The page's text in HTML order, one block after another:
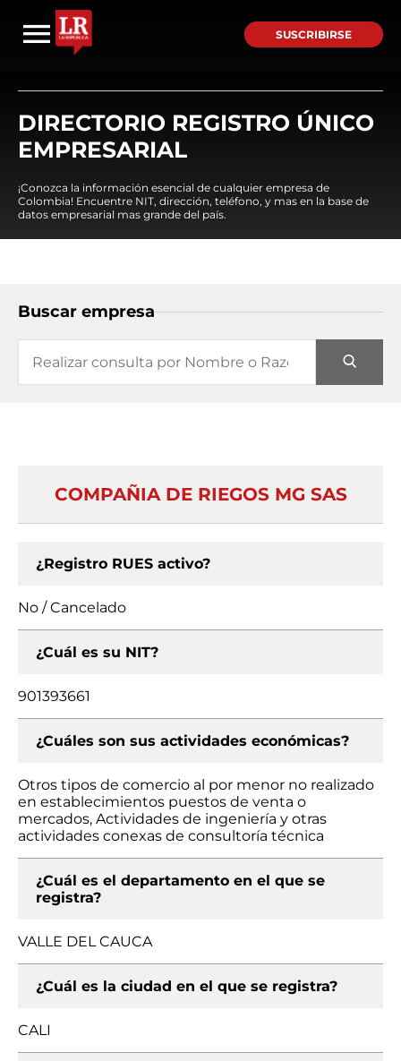
SUSCRIBIRSE
DIRECTORIO REGISTRO ÚNICO
EMPRESARIAL
¡Conozca la información esencial de cualquier empresa de
Colombia! Encuentre NIT, dirección, teléfono, y mas en la base de
datos empresarial mas grande del país.
Buscar empresa
COMPAÑIA DE RIEGOS MG SAS
¿Registro RUES activo?
No / Cancelado
¿Cuál es su NIT?
901393661
¿Cuáles son sus actividades económicas?
Otros tipos de comercio al por menor no realizado
en establecimientos puestos de venta o
mercados, Actividades de ingeniería y otras
actividades conexas de consultoría técnica
¿Cuál es el departamento en el que se
registra?
VALLE DEL CAUCA
¿Cuál es la ciudad en el que se registra?
CALI